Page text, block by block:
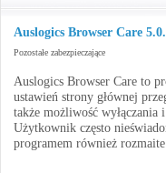
Auslogics Browser Care
Pozostałe zabezpieczające
Auslogics Browser Care to
ustawień strony głównej
także możliwość
Użytkownik często
programem również